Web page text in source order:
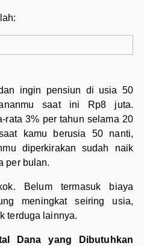
ingin pensiun di usia 50
saat ini Rp8 juta.
rata 3% per tahun selama 20
kamu berusia 50 nanti,
diperkirakan sudah naik
per bulan.
Belum termasuk biaya
meningkat seiring usia,
terduga lainnya.
Dana yang Dibutuhkan